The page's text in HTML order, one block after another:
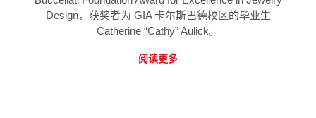
Design，获奖者为 GIA 卡尔斯巴德校区的毕业生
Catherine “Cathy” Aulick。
阅读更多